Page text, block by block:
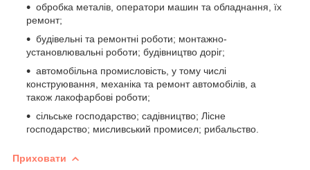
обробка металів, оператори машин та обладнання, їх
ремонт;
будівельні та ремонтні роботи; монтажно-
установлювальні роботи; будівництво доріг;
автомобільна промисловість, у тому числі
конструювання, механіка та ремонт автомобілів, а
також лакофарбові роботи;
сільське господарство; садівництво; Лісне
господарство; мисливський промисел; рибальство.
Приховати